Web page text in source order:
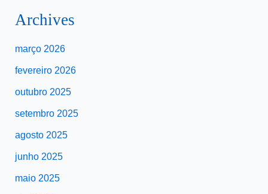
Archives
março 2026
fevereiro 2026
outubro 2025
setembro 2025
agosto 2025
junho 2025
maio 2025